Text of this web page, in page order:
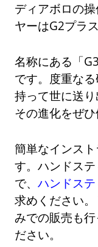
ディアボロの
ヤーはG2プラ
名称にある「
です。度重な
持って世に送り
その進化をぜひ
簡単なインス
す。ハンドス
で、ハンドス
求めください
みでの販売も
ださい。